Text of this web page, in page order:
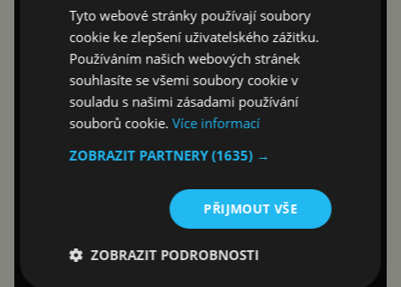
Tyto webové stránky používají soubory
cookie ke zlepšení uživatelského zážitku.
Používáním našich webových stránek
souhlasíte se všemi soubory cookie v
souladu s našimi zásadami používání
souborů cookie.Více informací
ZOBRAZIT PARTNERY(1635) →
PŘIJMOUT VŠE
ZOBRAZIT PODROBNOSTI